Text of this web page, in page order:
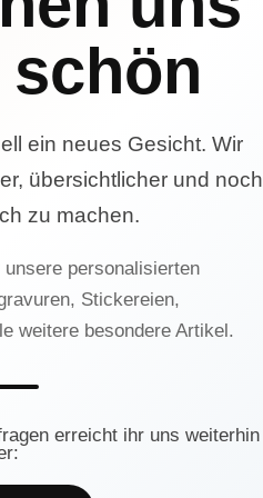
schön
ein neues Gesicht. Wir
übersichtlicher und noch
zu machen.
personalisierten
Stickereien,
weitere besondere Artikel.
erreicht ihr uns weiterhin